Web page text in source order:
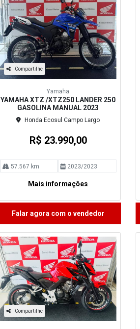
Compartilhe
Yamaha
YAMAHA XTZ /XTZ250 LANDER 250
GASOLINA MANUAL 2023
Honda Ecosul Campo Largo
R$ 23.990,00
57.567 km 2023/2023
Mais informações
Falar agora com o vendedor
Compartilhe